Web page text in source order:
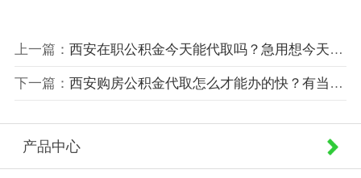
上一篇： 西安在职公积金今天能代取吗？急用想今天拿到钱！
下一篇： 西安购房公积金代取怎么才能办的快？有当天就能到账吗？
产品中心